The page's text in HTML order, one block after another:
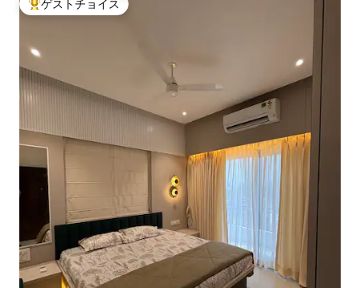
大好評のゲストチョイスです。
ゲストチョイス